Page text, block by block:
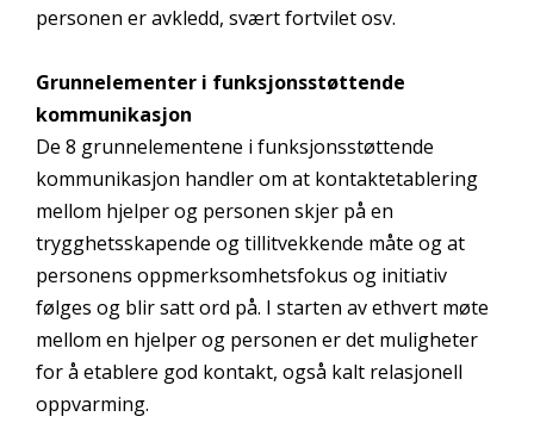
personen er avkledd, svært fortvilet osv.
Grunnelementer i funksjonsstøttende
kommunikasjon
De 8 grunnelementene i funksjonsstøttende
kommunikasjon handler om at kontaktetablering
mellom hjelper og personen skjer på en
trygghetsskapende og tillitvekkende måte og at
personens oppmerksomhetsfokus og initiativ
følges og blir satt ord på. I starten av ethvert møte
mellom en hjelper og personen er det muligheter
for å etablere god kontakt, også kalt relasjonell
oppvarming.